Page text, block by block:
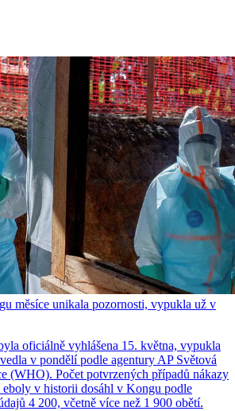
měsíce unikala pozornosti, vypukla už v
oficiálně vyhlášena 15. května, vypukla
v pondělí podle agentury AP Světová
(WHO). Počet potvrzených případů nákazy
v historii dosáhl v Kongu podle
4 200, včetně více než 1 900 obětí.